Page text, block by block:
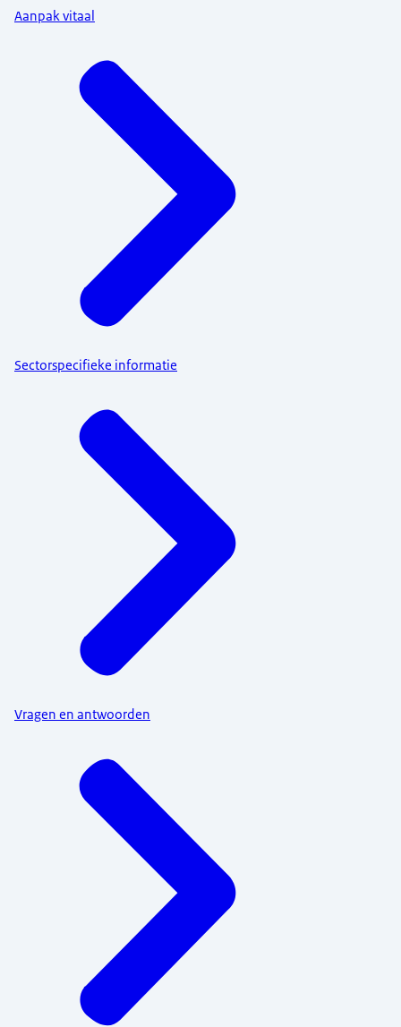
Aanpak vitaal
Sectorspecifieke informatie
Vragen en antwoorden